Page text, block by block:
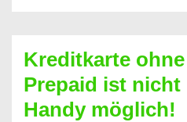
Neueröffnung
trotz
Schufaeintrag
Kreditkarte
Prepaid ist
Handy möglich!